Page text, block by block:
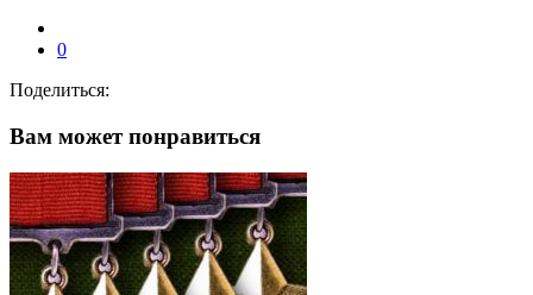
0
Поделиться:
Вам может понравиться